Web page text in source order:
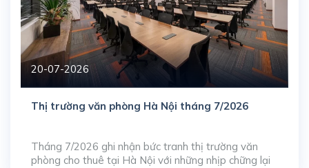
20-07-2026
Thị trường văn phòng Hà Nội tháng 7/2026
Tháng 7/2026 ghi nhận bức tranh thị trường văn
phòng cho thuê tại Hà Nội với những nhịp chững lại